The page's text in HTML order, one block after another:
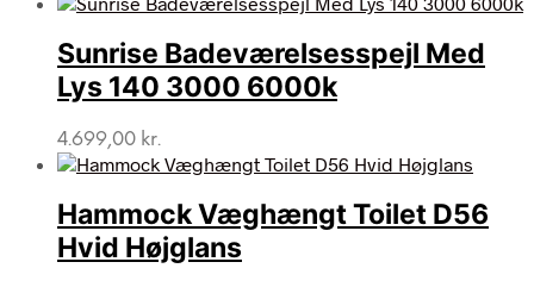
Sunrise Badeværelsesspejl Med
Lys 140 3000 6000k
4.699,00 kr.
Hammock Væghængt Toilet D56
Hvid Højglans